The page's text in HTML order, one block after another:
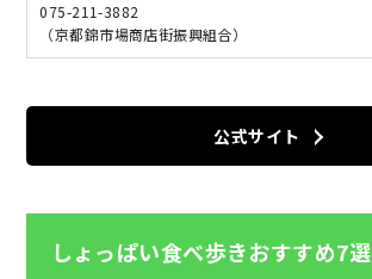
075-211-3882
（京都錦市場商店街振興組合）
公式サイト
しょっぱい食べ歩きおすすめ7選